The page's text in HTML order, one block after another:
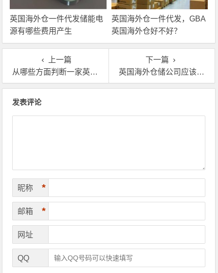
英国海外仓一件代发储能电
源有哪些费用产生
英国海外仓一件代发，GBA
英国海外仓好不好？
上一篇
从哪些方面判断一家英国海外仓是否靠谱?
下一篇
英国海外仓储公司应该怎么选择，哪家比较好？
发表评论
昵称 *
邮箱 *
网址
QQ